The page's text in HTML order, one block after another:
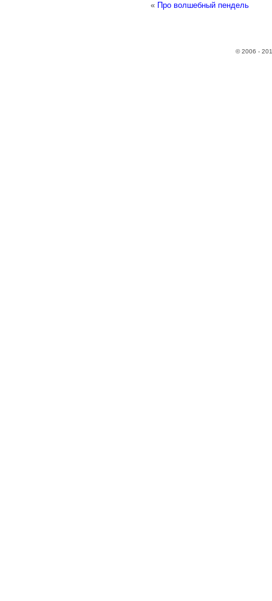
« Про волшебный пендель
© 2006 -